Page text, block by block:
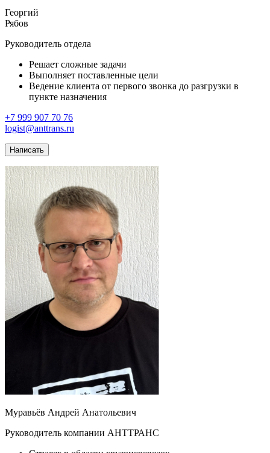
Георгий
Рябов
Руководитель отдела
Решает сложные задачи
Выполняет поставленные цели
Ведение клиента от первого звонка до разгрузки в
пункте назначения
+7 999 907 70 76
logist@anttrans.ru
Написать
Муравьёв Андрей Анатольевич
Руководитель компании АНТТРАНС